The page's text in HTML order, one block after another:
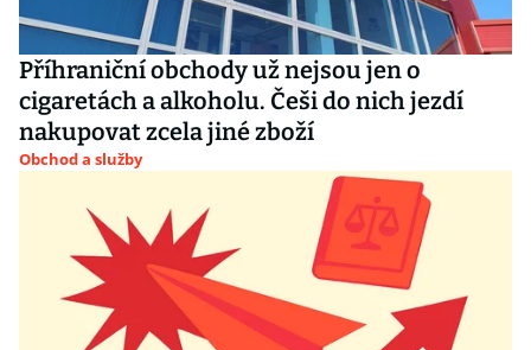
Příhraniční obchody už nejsou jen o
cigaretách a alkoholu. Češi do nich jezdí
nakupovat zcela jiné zboží
Obchod a služby